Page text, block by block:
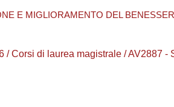
E MIGLIORAMENTO DEL
/ Corsi di laurea magistrale / AV2887 -